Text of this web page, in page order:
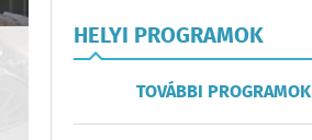
HELYI PROGRAMOK
TOVÁBBI PROGRAMOK